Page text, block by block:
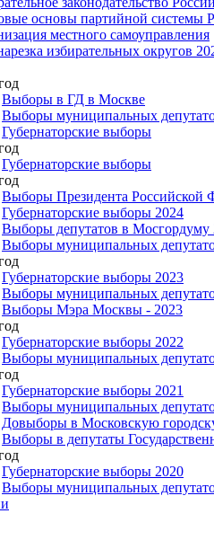
основы партийной системы
местного самоуправления
избирательных округов
Выборы в ГД в Москве
Выборы муниципальных
Губернаторские выборы
Губернаторские выборы
Выборы Президента Российской
Губернаторские выборы 2024
Выборы депутатов в Мосгордуму
Выборы муниципальных
Губернаторские выборы 2023
Выборы муниципальных
Выборы Мэра Москвы - 2023
Губернаторские выборы 2022
Выборы муниципальных
Губернаторские выборы 2021
Выборы муниципальных
Довыборы в Московскую
Выборы в депутаты
Губернаторские выборы 2020
Выборы муниципальных